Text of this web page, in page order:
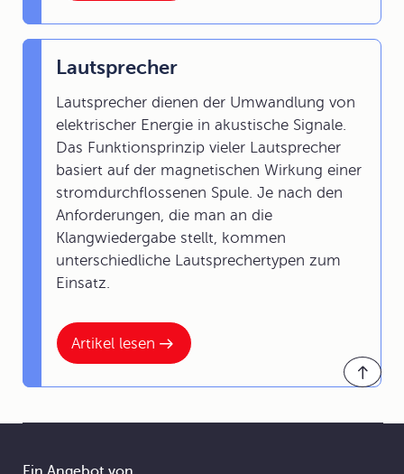
Artikel lesen
Lautsprecher
Lautsprecher dienen der Umwandlung von
elektrischer Energie in akustische Signale.
Das Funktionsprinzip vieler Lautsprecher
basiert auf der magnetischen Wirkung einer
stromdurchflossenen Spule. Je nach den
Anforderungen, die man an die
Klangwiedergabe stellt, kommen
unterschiedliche Lautsprechertypen zum
Einsatz.